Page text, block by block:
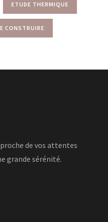
ETUDE THERMIQUE
CONSTRUIRE
de vos attentes
grande sérénité.